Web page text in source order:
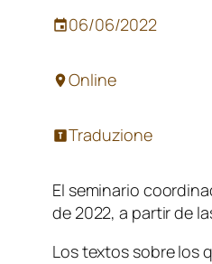
06/06/2022
Online
Traduzione
El seminario
de 2022, a partir de
Los textos sobre los